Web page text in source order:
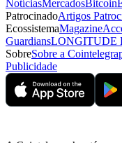
NotíciasMercadosBitcoin
PatrocinadoArtigos
EcossistemaMagazine
GuardiansLONGITUDE
SobreSobre a
Publicidade